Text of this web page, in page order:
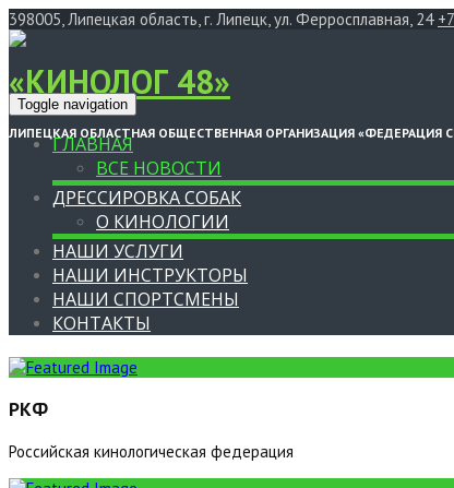
398005, Липецкая область, г. Липецк, ул. Ферросплавная, 24
«КИНОЛОГ 48»
ЛИПЕЦКАЯ ОБЛАСТНАЯ ОБЩЕСТВЕННАЯ ОРГАНИЗАЦИЯ
Toggle navigation
ГЛАВНАЯ
ВСЕ НОВОСТИ
ДРЕССИРОВКА СОБАК
О КИНОЛОГИИ
НАШИ УСЛУГИ
НАШИ ИНСТРУКТОРЫ
НАШИ СПОРТСМЕНЫ
КОНТАКТЫ
РКФ
Российская кинологическая федерация